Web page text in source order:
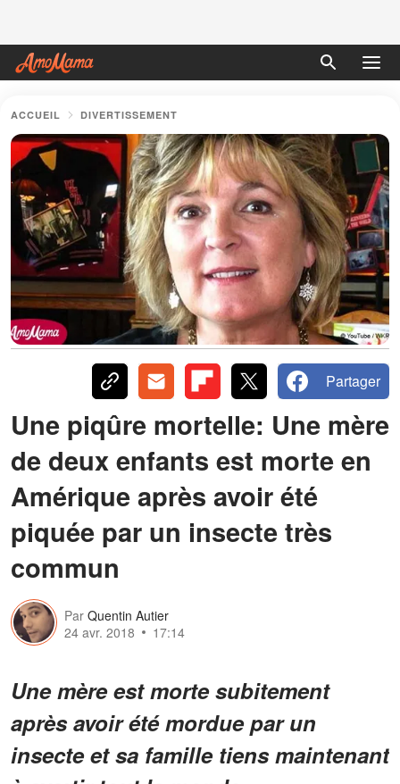
ACCUEIL DIVERTISSEMENT
Partager
Une piqûre mortelle: Une mère
de deux enfants est morte en
Amérique après avoir été
piquée par un insecte très
commun
Par Quentin Autier
24 avr. 2018
17:14
Une mère est morte subitement
après avoir été mordue par un
insecte et sa famille tiens maintenant